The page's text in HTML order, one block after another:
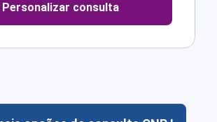
Personalizar consulta